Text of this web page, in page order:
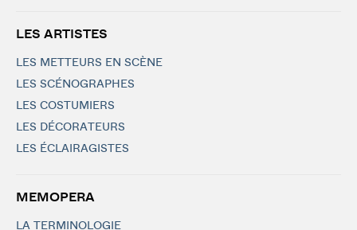
LES ARTISTES
LES METTEURS EN SCÈNE
LES SCÉNOGRAPHES
LES COSTUMIERS
LES DÉCORATEURS
LES ÉCLAIRAGISTES
MEMOPERA
LA TERMINOLOGIE